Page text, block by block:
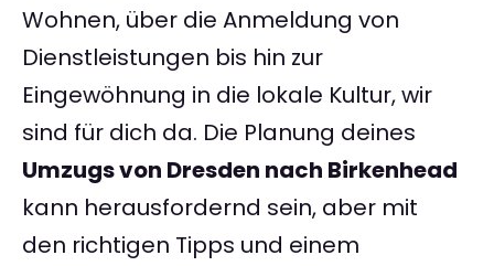
Wohnen, über die Anmeldung von
Dienstleistungen bis hin zur
Eingewöhnung in die lokale Kultur, wir
sind für dich da. Die Planung deines
Umzugs von Dresden nach Birkenhead
kann herausfordernd sein, aber mit
den richtigen Tipps und einem